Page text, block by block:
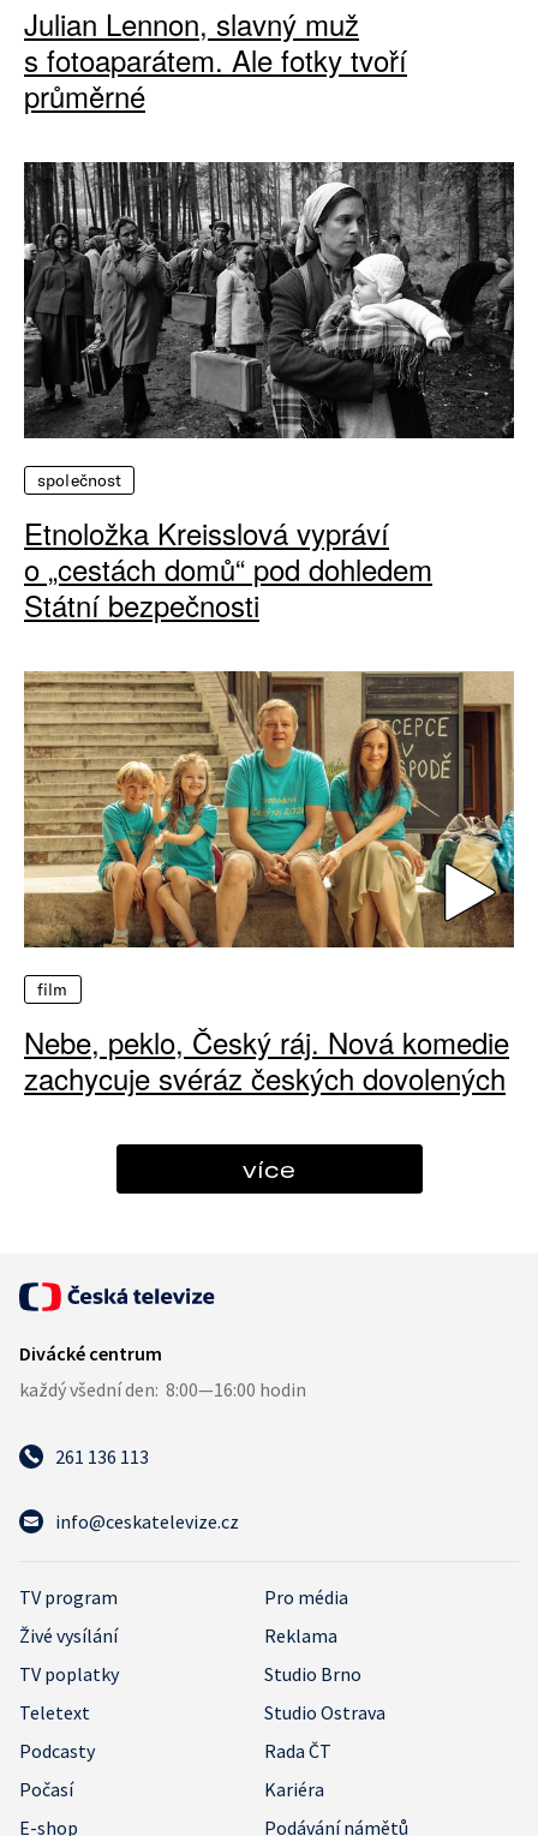
Julian Lennon, slavný muž
s fotoaparátem. Ale fotky tvoří
průměrné
společnost
Etnoložka Kreisslová vypráví
o „cestách domů“ pod dohledem
Státní bezpečnosti
film
Nebe, peklo, Český ráj. Nová komedie
zachycuje svéráz českých dovolených
více
261 136 113
info@ceskatelevize.cz
TV program
Pro média
Živé vysílání
Reklama
TV poplatky
Studio Brno
Teletext
Studio Ostrava
Podcasty
Rada ČT
Počasí
Kariéra
E-shop
Podávání námětů